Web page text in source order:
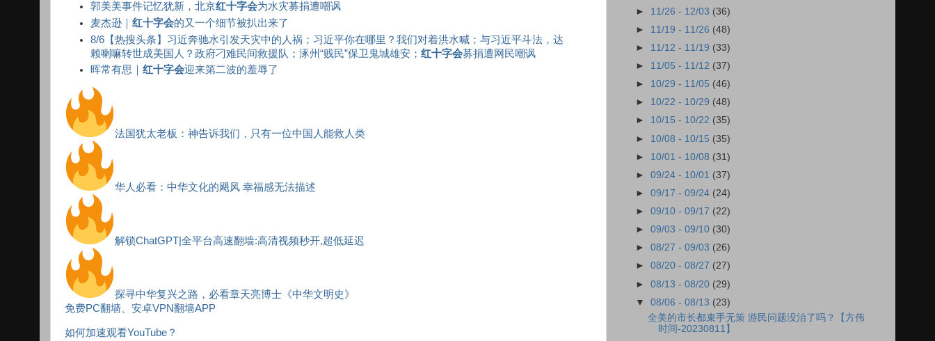
郭美美事件记忆犹新，北京红十字会为水灾募捐遭嘲讽
麦杰逊｜红十字会的又一个细节被扒出来了
8/6【热搜头条】习近奔驰水引发天灾中的人祸；习近平你在哪里？我们对着洪水喊；与习近平斗法，达
赖喇嘛转世成美国人？政府刁难民间救援队；涿州“贱民”保卫鬼城雄安；红十字会募捐遭网民嘲讽
晖常有思｜红十字会迎来第二波的羞辱了
法国犹太老板：神告诉我们，只有一位中国人能救人类
华人必看：中华文化的飓风 幸福感无法描述
解锁ChatGPT|全平台高速翻墙:高清视频秒开,超低延迟
探寻中华复兴之路，必看章天亮博士《中华文明史》
免费PC翻墙、安卓VPN翻墙APP
如何加速观看YouTube？
► 11/26 - 12/03 (36)
► 11/19 - 11/26 (48)
► 11/12 - 11/19 (33)
► 11/05 - 11/12 (37)
► 10/29 - 11/05 (46)
► 10/22 - 10/29 (48)
► 10/15 - 10/22 (35)
► 10/08 - 10/15 (35)
► 10/01 - 10/08 (31)
►09/24 - 10/01 (37)
►09/17 - 09/24 (24)
►09/10 - 09/17 (22)
►09/03 - 09/10 (30)
►08/27 - 09/03 (26)
►08/20 - 08/27 (27)
►08/13 - 08/20 (29)
▼08/06 - 08/13 (23)
全美的市长都束手无策 游民问题没治了吗？【方伟
时间-20230811】